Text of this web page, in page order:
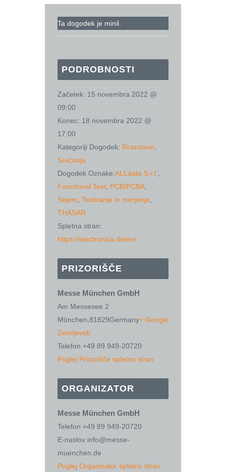
Ta dogodek je minil.
PODROBNOSTI
Začetek: 15 novembra 2022 @
09:00
Konec: 18 novembra 2022 @
17:00
Kategoriji Dogodek: Rrazstave
Srečanja
Dogodek Oznake:ALLdata S.r.l.
Functional Test PCB/PCBA
Sejem Testiranje in merjenje
THASAR
Spletna stran:
https://electronica.de/en/
PRIZORIŠČE
Messe München GmbH
Am Messesee 2
München 81829Germany+ Google
Zemljevidi
Telefon +49 89 949-20720
Poglej Prizorišče spletno stran
ORGANIZATOR
Messe München GmbH
Telefon +49 89 949-20720
E-naslov info@messe-
muenchen.de
Poglej Organizator spletno stran